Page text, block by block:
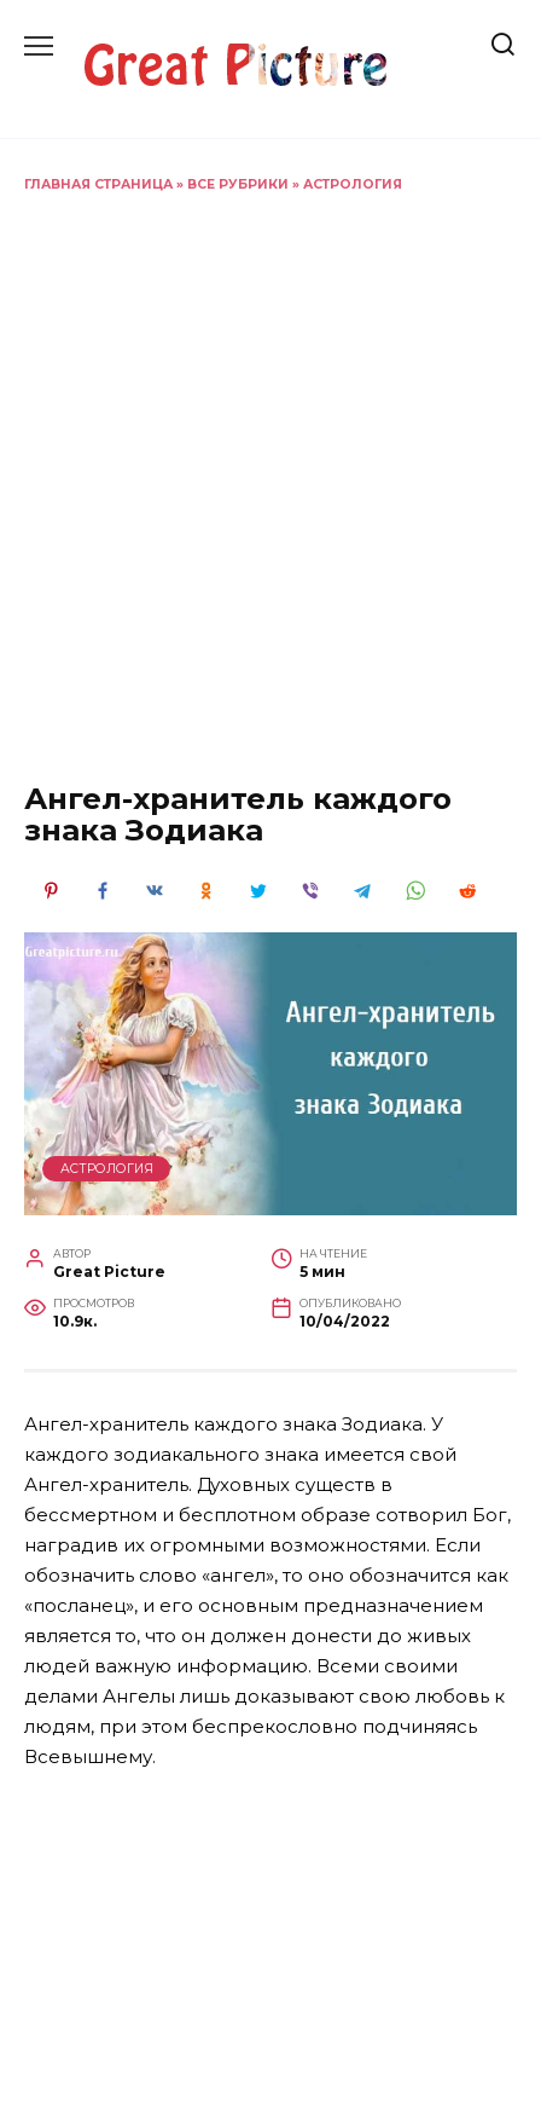
содержанию
ГЛАВНАЯ СТРАНИЦА » ВСЕ РУБРИКИ » АСТРОЛОГИЯ
Ангел-хранитель каждого
знака Зодиака
АСТРОЛОГИЯ
АВТОР
Great Picture
НА ЧТЕНИЕ
5 мин
ПРОСМОТРОВ
10.9к.
ОПУБЛИКОВАНО
10/04/2022
Ангел-хранитель каждого знака Зодиака. У
каждого зодиакального знака имеется свой
Ангел-хранитель. Духовных существ в
бессмертном и бесплотном образе сотворил Бог,
наградив их огромными возможностями. Если
обозначить слово «ангел», то оно обозначится как
«посланец», и его основным предназначением
является то, что он должен донести до живых
людей важную информацию. Всеми своими
делами Ангелы лишь доказывают свою любовь к
людям, при этом беспрекословно подчиняясь
Всевышнему.